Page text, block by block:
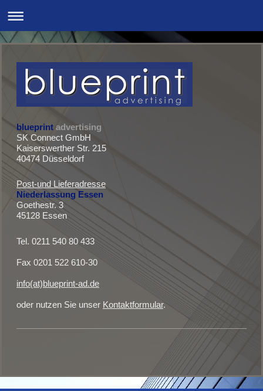
blueprint advertising
SK Connect GmbH
Kaiserswerther Str. 215
40474 Düsseldorf
Post-und Lieferadresse
Niederlassung Essen
Goethestr. 3
45128 Essen
Tel. ‭0211 540 80 433
Fax 0201 522 610-30
info(at)blueprint-ad.de
oder nutzen Sie unser Kontaktformular.